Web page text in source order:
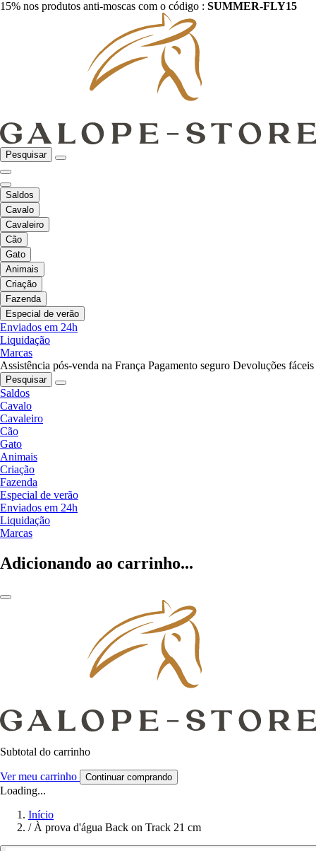
15% nos produtos anti-moscas com o código : SUMMER-FLY15
Pesquisar
Saldos
Cavalo
Cavaleiro
Cão
Gato
Animais
Criação
Fazenda
Especial de verão
Enviados em 24h
Liquidação
Marcas
Assistência pós-venda na França Pagamento seguro Devoluções fáceis
Pesquisar
Saldos
Cavalo
Cavaleiro
Cão
Gato
Animais
Criação
Fazenda
Especial de verão
Enviados em 24h
Liquidação
Marcas
Adicionando ao carrinho...
Subtotal do carrinho
Ver meu carrinho Continuar comprando
Loading...
Início
/ À prova d'água Back on Track 21 cm